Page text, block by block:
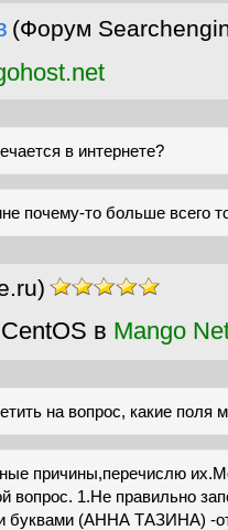
(Форум
в интернете?
почему-то больше всего
в Mango
на вопрос, какие поля
причины,перечислю
вопрос. 1.Не правильно
буквами (АННА ТАЗИНА) -